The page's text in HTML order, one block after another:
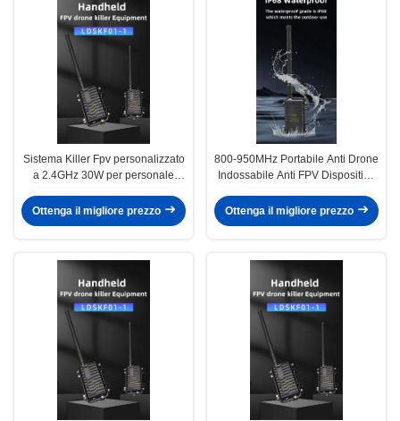
Sistema Killer Fpv personalizzato
a 2.4GHz 30W per personale
Ottenga il migliore prezzo
800-950MHz Portabile Anti Drone
Indossabile Anti FPV Dispositivo
Ottenga il migliore prezzo